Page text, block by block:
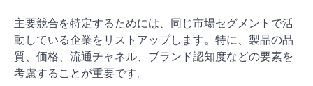
主要競合を特定するためには、同じ市場セグメントで活
動している企業をリストアップします。特に、製品の品
質、価格、流通チャネル、ブランド認知度などの要素を
考慮することが重要です。